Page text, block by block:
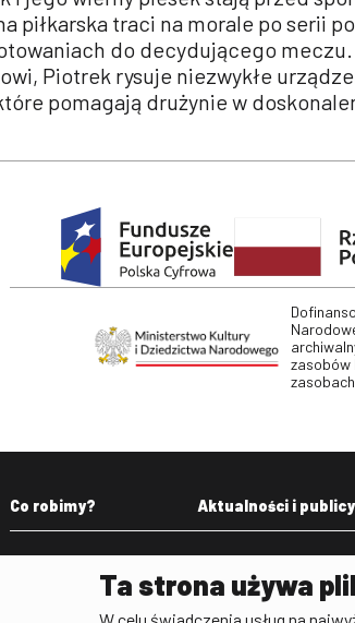
piłkarska traci na morale po serii
do decydującego
Piotrek rysuje niezwykłe
pomagają drużynie w
zasobów
zasobach
Co robimy? Aktualności i
Aktualności
Publicystyka filmowa
Ta strona używa
W celu świadczenia usług na